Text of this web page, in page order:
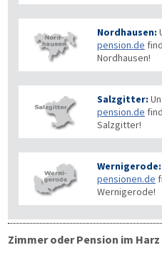
Nordhausen:
pension.de
Nordhausen!
Salzgitter:
pension.de
Salzgitter!
Wernigerode:
pensionen.de
Wernigerode!
Zimmer oder Pension im